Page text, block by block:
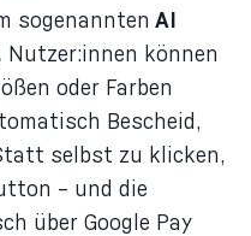
sogenannten AI
Nutzer:innen können
oder Farben
Bescheid,
selbst zu klicken,
– und die
über Google Pay